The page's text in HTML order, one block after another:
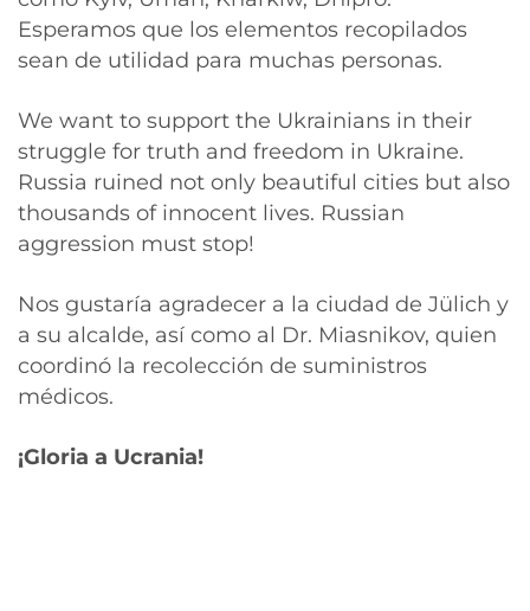
Esperamos que los elementos recopilados
sean de utilidad para muchas personas.
We want to support the Ukrainians in their
struggle for truth and freedom in Ukraine.
Russia ruined not only beautiful cities but also
thousands of innocent lives. Russian
aggression must stop!
Nos gustaría agradecer a la ciudad de Jülich y
a su alcalde, así como al Dr. Miasnikov, quien
coordinó la recolección de suministros
médicos.
¡Gloria a Ucrania!